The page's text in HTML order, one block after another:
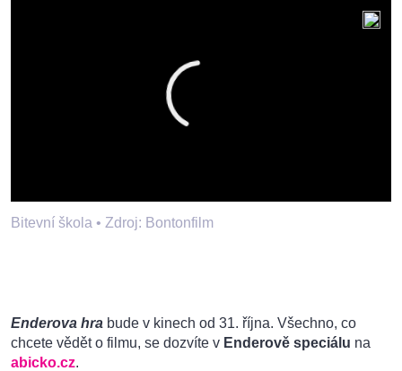
Bitevní škola • Zdroj: Bontonfilm
Enderova hra bude v kinech od 31. října. Všechno, co
chcete vědět o filmu, se dozvíte v Enderově speciálu na
abicko.cz.